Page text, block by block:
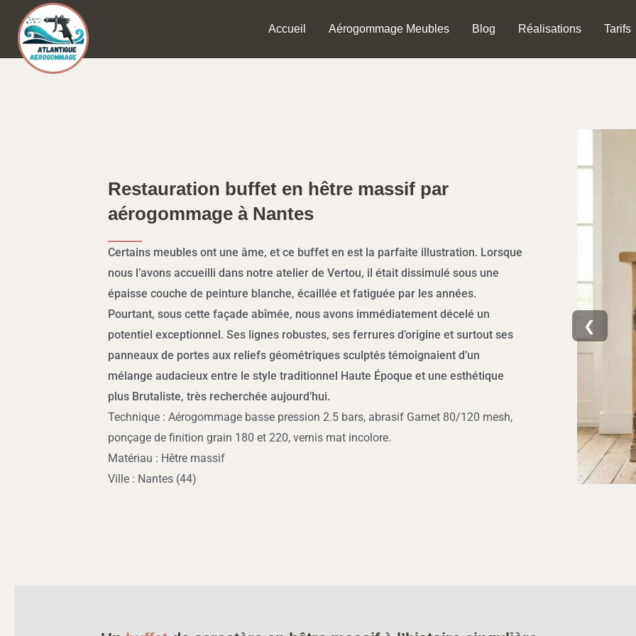
contenu
Accueil Aérogommage Meubles Blog Réalisations Tarifs
Restauration buffet en hêtre massif par
aérogommage à Nantes
Certains meubles ont une âme, et ce buffet en est la parfaite illustration. Lorsque
nous l’avons accueilli dans notre atelier de Vertou, il était dissimulé sous une
épaisse couche de peinture blanche, écaillée et fatiguée par les années.
Pourtant, sous cette façade abîmée, nous avons immédiatement décelé un
potentiel exceptionnel. Ses lignes robustes, ses ferrures d’origine et surtout ses
panneaux de portes aux reliefs géométriques sculptés témoignaient d’un
mélange audacieux entre le style traditionnel Haute Époque et une esthétique
plus Brutaliste, très recherchée aujourd’hui.
Technique : Aérogommage basse pression 2.5 bars, abrasif Garnet 80/120 mesh,
ponçage de finition grain 180 et 220, vernis mat incolore.
Matériau : Hêtre massif
Ville : Nantes (44)
❮